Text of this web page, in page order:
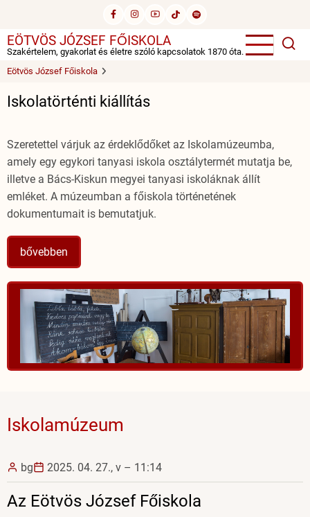
tartalomra
EÖTVÖS JÓZSEF FŐISKOLA
Szakértelem, gyakorlat és életre szóló kapcsolatok 1870 óta.
Eötvös József Főiskola
Iskolatörténti kiállítás
Szeretettel várjuk az érdeklődőket az Iskolamúzeumba,
amely egy egykori tanyasi iskola osztálytermét mutatja be,
illetve a Bács-Kiskun megyei tanyasi iskoláknak állít
emléket. A múzeumban a főiskola történetének
dokumentumait is bemutatjuk.
bővebben
Iskolamúzeum
bg 2025. 04. 27., v – 11:14
Az Eötvös József Főiskola